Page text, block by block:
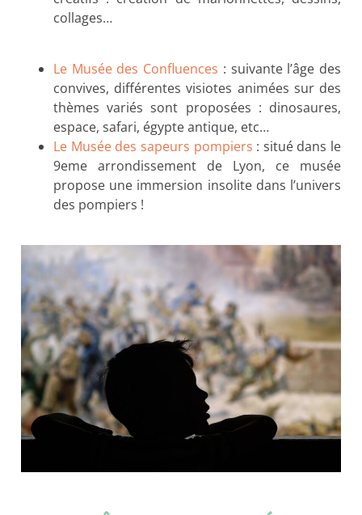
collages…
Le Musée des Confluences : suivante l’âge des
convives, différentes visiotes animées sur des
thèmes variés sont proposées : dinosaures,
espace, safari, égypte antique, etc…
Le Musée des sapeurs pompiers : situé dans le
9eme arrondissement de Lyon, ce musée
propose une immersion insolite dans l’univers
des pompiers !